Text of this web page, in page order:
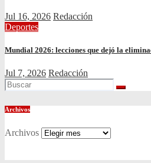
Jul 16, 2026 Redacción
Deportes
Mundial 2026: lecciones que dejó la
Jul 7, 2026 Redacción
Archivos
Archivos